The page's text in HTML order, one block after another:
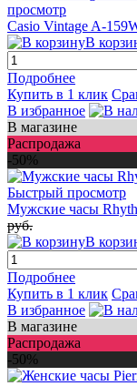
просмотр
Casio Vintage A-
В
Подробнее
Купить в 1 клик
В избранное
В магазине
Распродажа
-50%
Быстрый просмотр
Мужские часы
руб.
В
Подробнее
Купить в 1 клик
В избранное
В магазине
Распродажа
-50%